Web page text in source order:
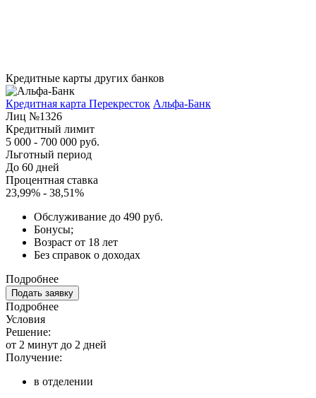
Кредитные карты других банков
Кредитная карта Перекресток Альфа-Банк
Лиц №1326
Кредитный лимит
5 000 - 700 000 руб.
Льготный период
До 60 дней
Процентная ставка
23,99% - 38,51%
Обслуживание до 490 руб.
Бонусы;
Возраст от 18 лет
Без справок о доходах
Подробнее
Подать заявку
Подробнее
Условия
Решение:
от 2 минут до 2 дней
Получение:
в отделении